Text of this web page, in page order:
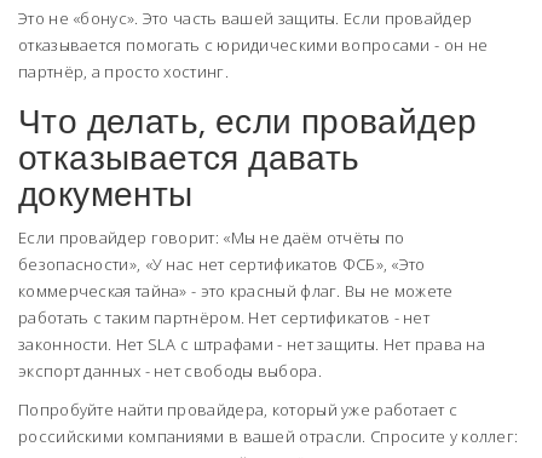
Это не «бонус». Это часть вашей защиты. Если провайдер
отказывается помогать с юридическими вопросами - он не
партнёр, а просто хостинг.
Что делать, если провайдер
отказывается давать
документы
Если провайдер говорит: «Мы не даём отчёты по
безопасности», «У нас нет сертификатов ФСБ», «Это
коммерческая тайна» - это красный флаг. Вы не можете
работать с таким партнёром. Нет сертификатов - нет
законности. Нет SLA с штрафами - нет защиты. Нет права на
экспорт данных - нет свободы выбора.
Попробуйте найти провайдера, который уже работает с
российскими компаниями в вашей отрасли. Спросите у коллег: